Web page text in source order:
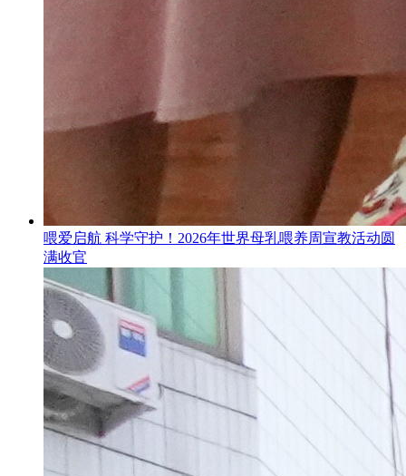
喂爱启航 科学守护！2026年世界母乳喂养周宣教活动圆
满收官